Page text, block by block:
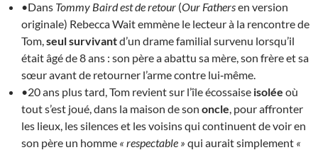
•Dans Tommy Baird est de retour (Our Fathersen version
originale) Rebecca Wait emmène le lecteur à la rencontre de
Tom, seul survivantd’un drame familial survenu lorsqu’il
était âgé de 8 ans : son père a abattu sa mère, son frère et sa
sœur avant de retourner l’arme contre lui‑même.
•20 ans plus tard, Tom revient sur l’île écossaise isolée où
tout s’est joué, dans la maison de son oncle , pour affronter
les lieux, les silences et les voisins qui continuent de voir en
son père un homme « respectable » qui aurait simplement «